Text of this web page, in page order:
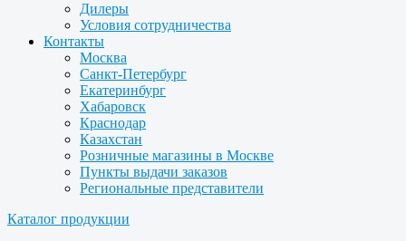
Дилеры
Условия сотрудничества
Контакты
Москва
Санкт-Петербург
Екатеринбург
Хабаровск
Краснодар
Казахстан
Розничные магазины в Москве
Пункты выдачи заказов
Региональные представители
Каталог продукции